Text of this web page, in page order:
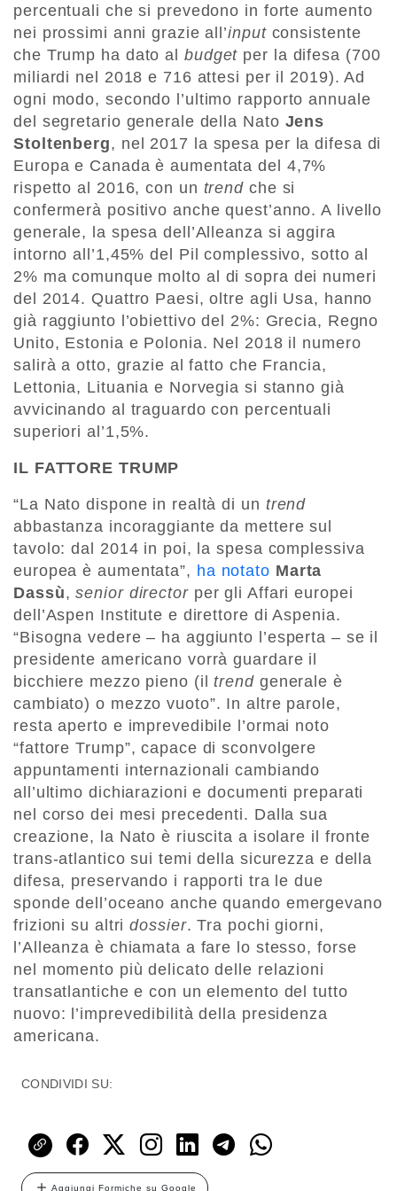
percentuali che si prevedono in forte aumento
nei prossimi anni grazie all’inputconsistente
che Trump ha dato al budget per la difesa (700
miliardi nel 2018 e 716 attesi per il 2019). Ad
ogni modo, secondo l’ultimo rapporto annuale
del segretario generale della Nato Jens
Stoltenberg, nel 2017 la spesa per la difesa di
Europa e Canada è aumentata del 4,7%
rispetto al 2016, con un trend che si
confermerà positivo anche quest’anno. A livello
generale, la spesa dell’Alleanza si aggira
intorno all’1,45% del Pil complessivo, sotto al
2% ma comunque molto al di sopra dei numeri
del 2014. Quattro Paesi, oltre agli Usa, hanno
già raggiunto l’obiettivo del 2%: Grecia, Regno
Unito, Estonia e Polonia. Nel 2018 il numero
salirà a otto, grazie al fatto che Francia,
Lettonia, Lituania e Norvegia si stanno già
avvicinando al traguardo con percentuali
superiori al’1,5%.
IL FATTORE TRUMP
“La Nato dispone in realtà di un trend
abbastanza incoraggiante da mettere sul
tavolo: dal 2014 in poi, la spesa complessiva
europea è aumentata”, ha notato Marta
Dassù,senior directorper gli Affari europei
dell’Aspen Institute e direttore di Aspenia.
“Bisogna vedere – ha aggiunto l’esperta – se il
presidente americano vorrà guardare il
bicchiere mezzo pieno (iltrendgenerale è
cambiato) o mezzo vuoto”. In altre parole,
resta aperto e imprevedibile l’ormai noto
“fattore Trump”, capace di sconvolgere
appuntamenti internazionali cambiando
all’ultimo dichiarazioni e documenti preparati
nel corso dei mesi precedenti. Dalla sua
creazione, la Nato è riuscita a isolare il fronte
trans-atlantico sui temi della sicurezza e della
difesa, preservando i rapporti tra le due
sponde dell’oceano anche quando emergevano
frizioni su altridossier. Tra pochi giorni,
l’Alleanza è chiamata a fare lo stesso, forse
nel momento più delicato delle relazioni
transatlantiche e con un elemento del tutto
nuovo: l’imprevedibilità della presidenza
americana.
CONDIVIDI SU:
Aggiungi Formiche su Google